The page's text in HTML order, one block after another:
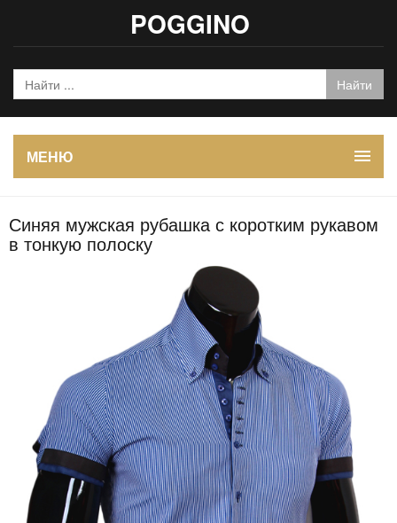
POGGINO
МЕНЮ
Синяя мужская рубашка с коротким рукавом
в тонкую полоску